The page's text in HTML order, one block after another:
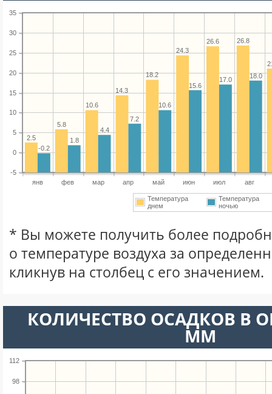
янв фев мар апр май июн июл авг
-5
0
5
10
15
20
25
30
35
26.8
26.6
24.3
18.2
14.3
10.6
5.8
2.5
18.0
17.0
15.6
10.6
7.2
4.4
1.8
-0.2
Температура
днем
Температура
ночью
* Вы можете получить более
о температуре воздуха за
кликнув на столбец с его значением.
КОЛИЧЕСТВО ОСАДКОВ В
ММ
98
112